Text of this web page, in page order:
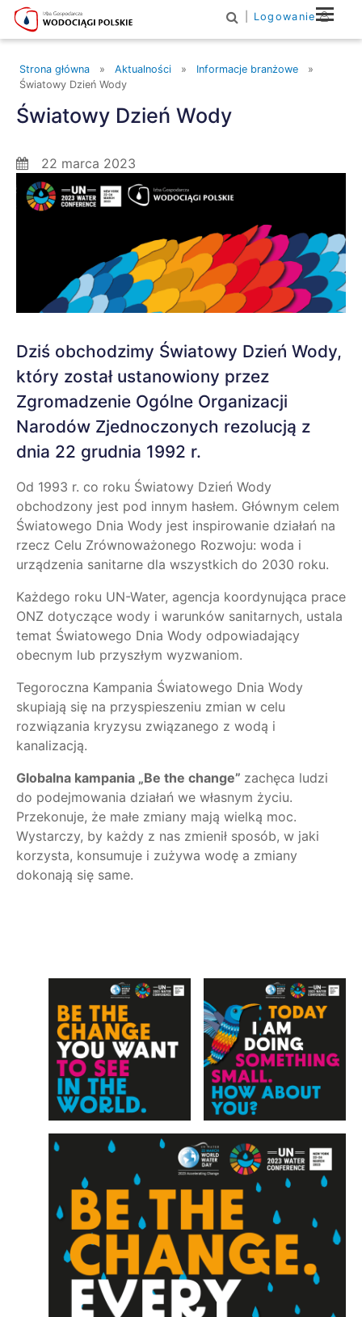
Main Navigation
Logowanie
Strona główna » Aktualności » Informacje branżowe
»
Światowy Dzień Wody
Światowy Dzień Wody
22 marca 2023
Dziś obchodzimy Światowy Dzień Wody,
który został ustanowiony przez
Zgromadzenie Ogólne Organizacji
Narodów Zjednoczonych rezolucją z
dnia 22 grudnia 1992 r.
Od 1993 r. co roku Światowy Dzień Wody
obchodzony jest pod innym hasłem. Głównym celem
Światowego Dnia Wody jest inspirowanie działań na
rzecz Celu Zrównoważonego Rozwoju: woda i
urządzenia sanitarne dla wszystkich do 2030 roku.
Każdego roku UN-Water, agencja koordynująca prace
ONZ dotyczące wody i warunków sanitarnych, ustala
temat Światowego Dnia Wody odpowiadający
obecnym lub przyszłym wyzwaniom.
Tegoroczna Kampania Światowego Dnia Wody
skupiają się na przyspieszeniu zmian w celu
rozwiązania kryzysu związanego z wodą i
kanalizacją.
Globalna kampania „Be the change” zachęca ludzi
do podejmowania działań we własnym życiu.
Przekonuje, że małe zmiany mają wielką moc.
Wystarczy, by każdy z nas zmienił sposób, w jaki
korzysta, konsumuje i zużywa wodę a zmiany
dokonają się same.